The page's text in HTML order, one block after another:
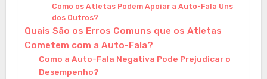
Como os Atletas Podem Apoiar a Auto-Fala Uns
dos Outros?
Quais São os Erros Comuns que os Atletas
Cometem com a Auto-Fala?
Como a Auto-Fala Negativa Pode Prejudicar o
Desempenho?